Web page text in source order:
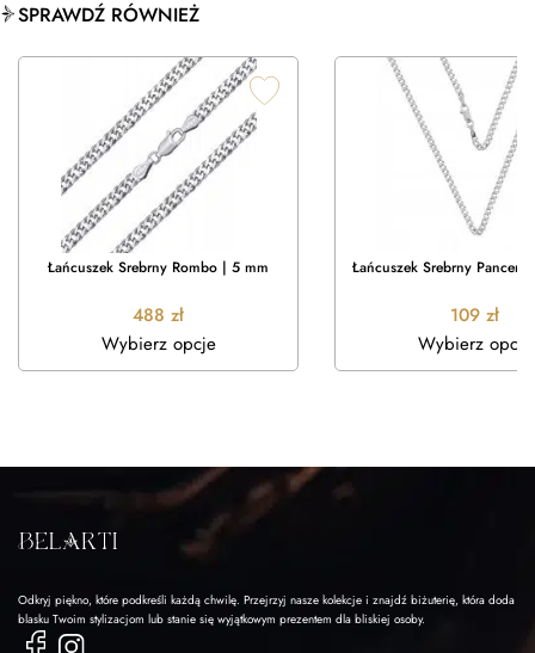
SPRAWDŹ RÓWNIEŻ
Łańcuszek Srebrny Rombo | 5 mm
488 zł
Wybierz opcje
Łańcuszek Srebrny
109 zł
Wybierz opcje
Odkryj piękno, które podkreśli każdą chwilę. Przejrzyj nasze kolekcje i znajdź biżuterię, która doda
blasku Twoim stylizacjom lub stanie się wyjątkowym prezentem dla bliskiej osoby.